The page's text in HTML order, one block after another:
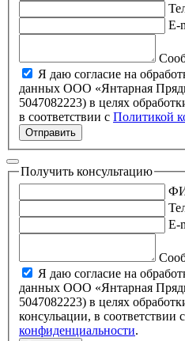
E-
Я даю согласие на
данных ООО «Янтарная
5047082223) в целях обработки запроса и обратной связи,
в соответствии с Политикой
Отправить
Получить консультацию
E-
Я даю согласие на
данных ООО «Янтарная
5047082223) в целях обработки запроса и полченя
консульации, в соответствии с
конфиденциальности.